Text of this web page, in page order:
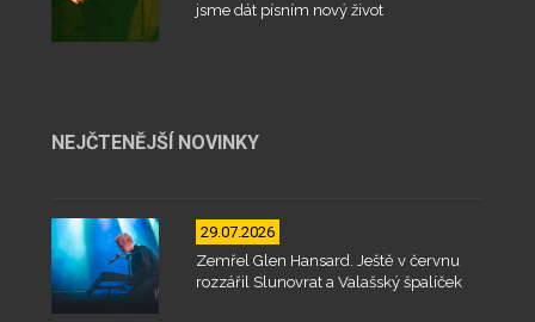
jsme dát písním nový život
NEJČTENĚJŠÍ NOVINKY
29.07.2026
Zemřel Glen Hansard. Ještě v červnu
rozzářil Slunovrat a Valašský špalíček